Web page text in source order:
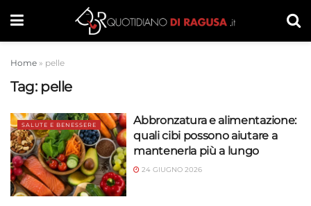
Home » pelle
Tag: pelle
SALUTE E BENESSERE
Abbronzatura e alimentazione:
quali cibi possono aiutare a
mantenerla più a lungo
24 GIUGNO 2026